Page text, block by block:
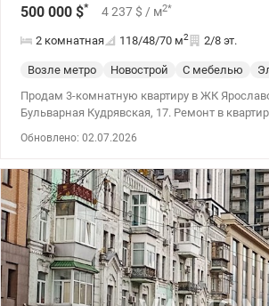
500 000 $* 4 237 $ / м2*
2 комнатная 118/48/70 м2 2/8 эт.
Возле метро Новострой С мебелью
Продам 3-комнатную квартиру в ЖК
Бульварная Кудрявская, 17. Ремонт в
Встроенная кухня, бытовая техника Siemens •
английская елка • кухонный остров длиной
выполненный из натурального камня •
• корпусная мебель МДФ и премиальная
мебель, которую можно трансформировать -
кондиционирование Mitsubishi • большой
Шевченковский район . улица Бульварно-
комиссии 500000 у.е Светлана, тел. 096-126-02-44
valion.ua/1149425
Обновлено: 02.07.2026